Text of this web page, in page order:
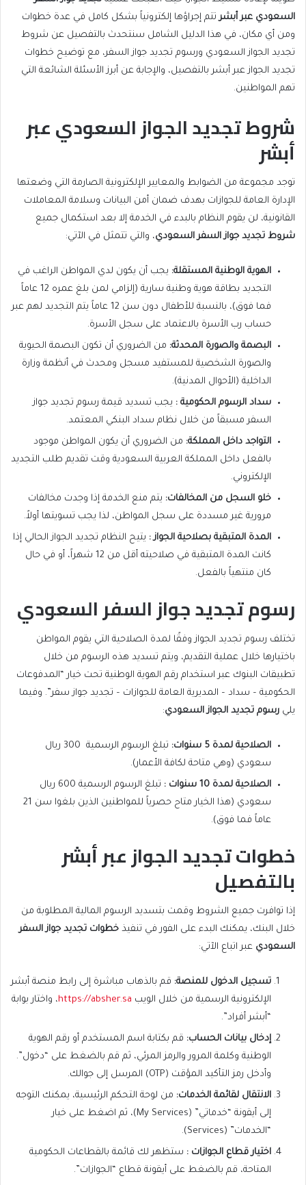
السعودي عبر أبشر تتم إجراؤها إلكترونياً بشكل كامل في عدة خطوات
ومن أي مكان، في هذا الدليل الشامل سنتحدث بالتفصيل عن شروط
تجديد الجواز السعودي ورسوم تجديد جواز السفر، مع توضيح خطوات
تجديد الجواز عبر أبشر بالتفصيل، والإجابة عن أبرز الأسئلة الشائعة التي
تهم المواطنين.
شروط تجديد الجواز السعودي عبر
أبشر
توجد مجموعة من الضوابط والمعايير الإلكترونية الصارمة التي وضعتها
الإدارة العامة للجوازات بهدف ضمان أمن البيانات وسلامة المعاملات
القانونية، لن يقوم النظام بالبدء في الخدمة إلا بعد استكمال جميع
شروط تجديد جواز السفر السعودي، والتي تتمثل في الآتي:
الهوية الوطنية المستقلة: يجب أن يكون لدي المواطن الراغب في
التجديد بطاقة هوية وطنية سارية (إلزامي لمن بلغ عمره 12 عاماً
فما فوق)، بالنسبة للأطفال دون سن 12 عاماً يتم التجديد لهم عبر
حساب رب الأسرة بالاعتماد على سجل الأسرة.
البصمة والصورة المحدثة: من الضروري أن تكون البصمة الحيوية
والصورة الشخصية للمستفيد مسجل ومحدث في أنظمة وزارة
الداخلية (الأحوال المدنية).
سداد الرسوم الحكومية : يجب تسديد قيمة رسوم تجديد جواز
السفر مسبقاً من خلال نظام سداد البنكي المعتمد.
التواجد داخل المملكة: من الضروري أن يكون المواطن موجود
بالفعل داخل المملكة العربية السعودية وقت تقديم طلب التجديد
الإلكتروني.
خلو السجل من المخالفات: يتم منع الخدمة إذا وجدت مخالفات
مرورية غير مسددة على سجل المواطن، لذا يجب تسويتها أولاً.
المدة المتبقية بصلاحية الجواز : يتيح النظام تجديد الجواز الحالي إذا
كانت المدة المتبقية في صلاحيته أقل من 12 شهراً، أو في حال
كان منتهياً بالفعل.
رسوم تجديد جواز السفر السعودي
تختلف رسوم تجديد الجواز وفقًا لمدة الصلاحية التي يقوم المواطن
باختيارها خلال عملية التقديم، ويتم تسديد هذه الرسوم من خلال
تطبيقات البنوك عبر استخدام رقم الهوية الوطنية تحت خيار “المدفوعات
الحكومية – سداد – المديرية العامة للجوازات – تجديد جواز سفر”. وفيما
يلي رسوم تجديد الجواز السعودي:
الصلاحية لمدة 5 سنوات : تبلغ الرسوم الرسمية
300 ريال
سعودي (وهي متاحة لكافة الأعمار).
الصلاحية لمدة 10 سنوات :
تبلغ الرسوم الرسمية 600 ريال
سعودي (هذا الخيار متاح حصرياً للمواطنين الذين بلغوا سن 21
عاماً فما فوق).
خطوات تجديد الجواز عبر أبشر
بالتفصيل
إذا توافرت جميع الشروط وقمت بتسديد الرسوم المالية المطلوبة من
خلال البنك، يمكنك البدء على الفور في تنفيذ خطوات تجديد جواز السفر
السعودي عبر اتباع الآتي:
تسجيل الدخول للمنصة: قم بالذهاب مباشرة إلى رابط منصة أبشر
الإلكترونية الرسمية من خلال الويب https://absher.sa، واختار بوابة
“أبشر أفراد”.
إدخال بيانات الحساب: قم بكتابة اسم المستخدم أو رقم الهوية
الوطنية وكلمة المرور والرمز المرئي، ثم قم بالضغط على “دخول”.
وأدخل رمز التأكيد المؤقت (OTP) المرسل إلى جوالك.
الانتقال لقائمة الخدمات: من لوحة التحكم الرئيسية، يمكنك التوجه
إلى أيقونة “خدماتي” (My Services)، ثم اضغط على خيار
“الخدمات” (Services).
اختيار قطاع الجوازات : ستظهر لك قائمة بالقطاعات الحكومية
المتاحة، قم بالضغط على أيقونة قطاع “الجوازات”.